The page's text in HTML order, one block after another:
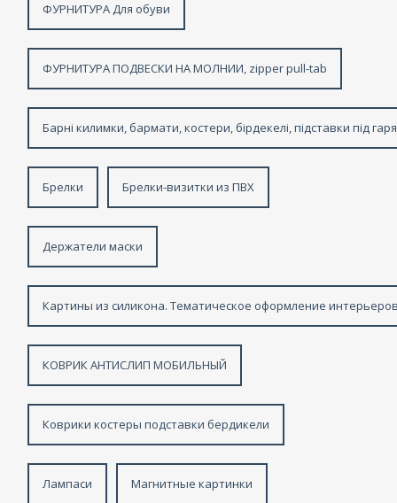
ФУРНИТУРА Для обуви
ФУРНИТУРА ПОДВЕСКИ НА МОЛНИИ, zipper pull-tab
Барні килимки, бармати, костери, бірдекелі, підставки під
Брелки Брелки-визитки из ПВХ
Держатели маски
Картины из силикона. Тематическое оформление
КОВРИК АНТИСЛИП МОБИЛЬНЫЙ
Коврики костеры подставки бердикели
Лампаси Магнитные картинки